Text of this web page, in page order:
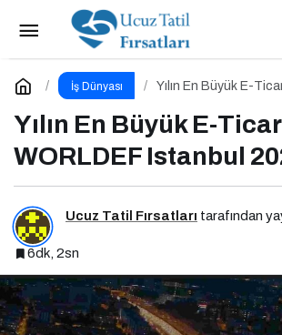
İş Dünyası
Yılın En Büyük E-
Yılın En Büyük E-
WORLDEF Istanbul
Ucuz Tatil Fırsatları tarafından
6dk, 2sn
Kurumsal İletişim Hakkında
İletişim 2.0 Podcast Serisi
Yorum Yap